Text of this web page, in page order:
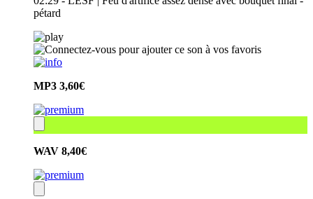
pétard
MP3 3,60€
WAV 8,40€